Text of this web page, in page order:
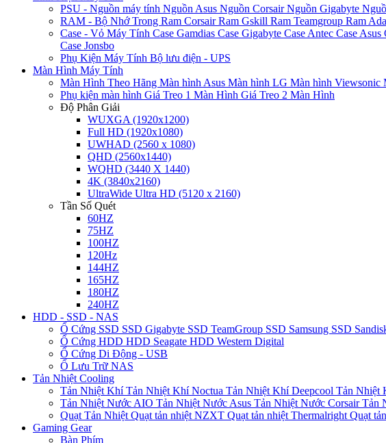
PSU - Nguồn máy tính Nguồn Asus Nguồn CorsairNguồn Gigabyte
RAM - Bộ Nhớ Trong Ram CorsairRam Gskill Ram Teamgroup Ram
Case - Vỏ Máy Tính Case Gamdias Case Gigabyte Case Antec Case Asus
Case Jonsbo
Phụ Kiện Máy Tính Bộ lưu điện - UPS
Màn Hình Máy Tính
Màn Hình Theo Hãng Màn hình Asus Màn hình LG Màn hình Viewsonic
Phụ kiện màn hình Giá Treo 1 Màn Hình Giá Treo 2 Màn Hình
Độ Phân Giải
WUXGA (1920x1200)
Full HD (1920x1080)
UWHAD (2560 x 1080)
QHD (2560x1440)
WQHD (3440 X 1440)
4K (3840x2160)
UltraWide Ultra HD (5120 x 2160)
Tần Số Quét
60HZ
75HZ
100HZ
120Hz
144HZ
165HZ
180HZ
240HZ
HDD - SSD - NAS
Ổ Cứng SSD SSD Gigabyte SSD TeamGroup SSD Samsung SSD
Ổ Cứng HDD HDD Seagate HDD Western Digital
Ổ Cứng Di Động - USB
Ổ Lưu Trữ NAS
Tản Nhiệt Cooling
Tản Nhiệt KhíTản Nhiệt Khí Noctua Tản Nhiệt Khí Deepcool Tản Nhiệt
Tản Nhiệt Nước AIO Tản Nhiệt Nước Asus Tản Nhiệt Nước CorsairTản
Quạt Tản Nhiệt Quạt tản nhiệt NZXT Quạt tản nhiệt Thermalright Quạt
Gaming Gear
Bàn Phím